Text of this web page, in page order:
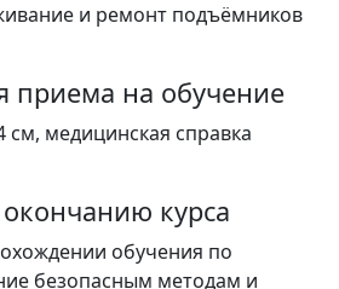
и ремонт подъёмников
приема на обучение
см, медицинская справка
курса
обучения по
безопасным методам и